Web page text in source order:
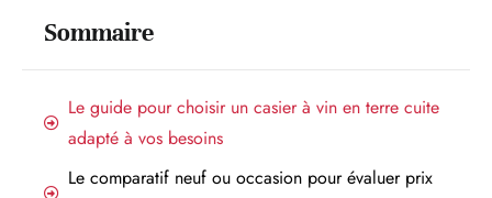
Sommaire
Le guide pour choisir un casier à vin en terre cuite
adapté à vos besoins
Le comparatif neuf ou occasion pour évaluer prix